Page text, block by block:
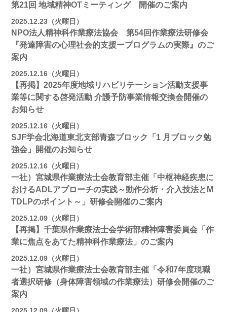
第21回 地域精神OTミーティング 開催のご案内
2025.12.23（火曜日）
NPO法人精神科作業療法協会 第54回作業療法研修会
『発達障害の心理社会的支援ープログラムの実際』のご
案内
2025.12.16（火曜日）
【再掲】2025年度地域リハビリテーション活動⽀援事
業等に関する啓発活動 介護予防事業情報交換会開催の
お知らせ
2025.12.16（火曜日）
SJF学会北海道東北支部⻘森ブロック「1 月ブロック勉
強会」開催のお知らせ
2025.12.16（火曜日）
一社）宮城県作業療法士会教育部主催「中枢神経疾患に
おけるADLアプローチの実践～動作分析・介入技法とM
TDLPのポイント～」研修会開催のご案内
2025.12.09（火曜日）
【再掲】千葉県作業療法士会学術部精神障害委員会「作
業に焦点をあてた精神科作業療法」のご案内
2025.12.09（火曜日）
一社）宮城県作業療法士会教育部主催「令和7年度現職
者選択研修（身体障害領域の作業療法）研修会開催のご
案内